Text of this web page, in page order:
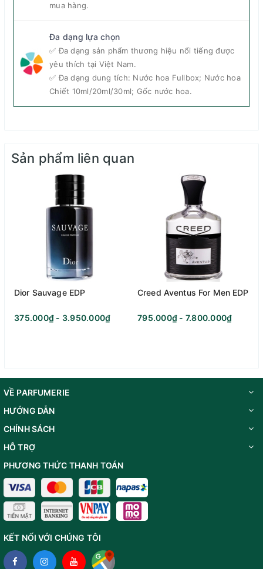
mua hàng.
Đa dạng lựa chọn
✅ Đa dạng sản phẩm thương hiệu nổi tiếng được
yêu thích tại Việt Nam.
✅ Đa dạng dung tích: Nước hoa Fullbox; Nước hoa
Chiết 10ml/20ml/30ml; Gốc nước hoa.
Sản phẩm liên quan
Dior Sauvage EDP
375.000₫ - 3.950.000₫
Creed Aventus For Men EDP
795.000₫ - 7.800.000₫
VỀ PARFUMERIE
HƯỚNG DẪN
CHÍNH SÁCH
HỖ TRỢ
PHƯƠNG THỨC THANH TOÁN
KẾT NỐI VỚI CHÚNG TÔI